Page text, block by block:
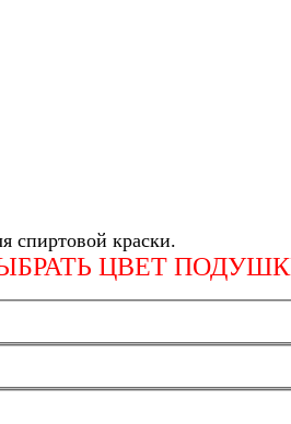
спиртовой краски.
"ВЫБРАТЬ ЦВЕТ